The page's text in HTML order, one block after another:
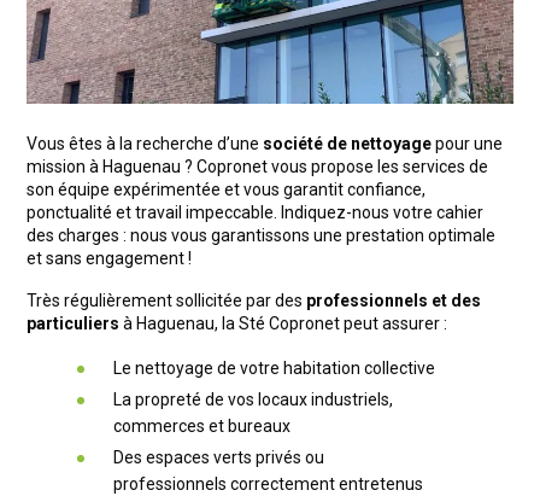
Vous êtes à la recherche d’une société de nettoyagepour une
mission à Haguenau ? Copronet vous propose les services de
son équipe expérimentée et vous garantit confiance,
ponctualité et travail impeccable. Indiquez-nous votre cahier
des charges : nous vous garantissons une prestation optimale
et sans engagement !
Très régulièrement sollicitée par des professionnels et des
particuliers à Haguenau, la Sté Copronet peut assurer :
Le nettoyage de votre habitation collective
La propreté de vos locaux industriels,
commerces et bureaux
Des espaces verts privés ou
professionnels correctement entretenus